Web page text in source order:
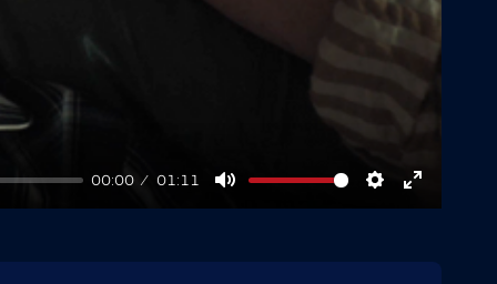
00:00 01:11
Mute Settings
Enter